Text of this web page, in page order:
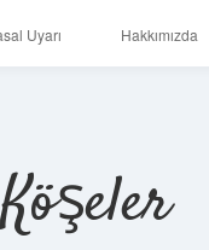
Uyarı Hakkımızda